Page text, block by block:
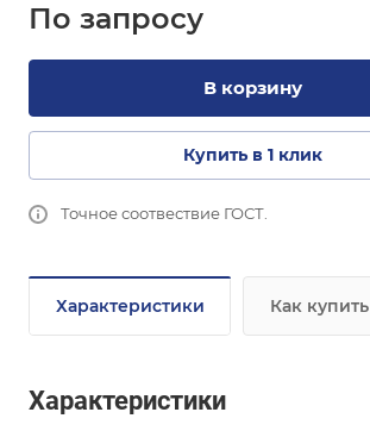
По запросу
В корзину
Купить в 1 клик
Точное соотвествие ГОСТ.
Характеристики Как купить
Характеристики